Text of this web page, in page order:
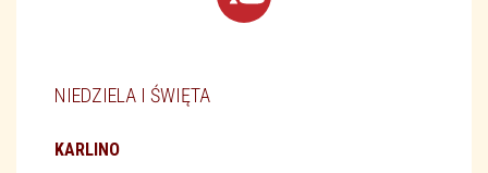
NIEDZIELA I ŚWIĘTA
KARLINO